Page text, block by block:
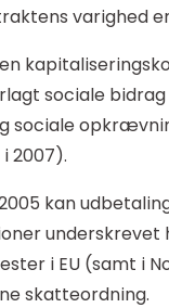
varighed
sociale bidrag
sociale
i 2007).
2005 kan
underskrevet
i EU (samt i
skatteordning.